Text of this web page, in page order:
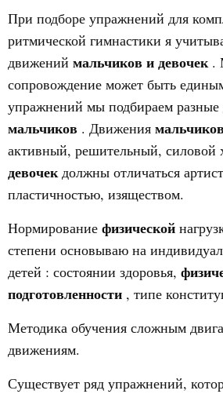
При подборе упражнений для
ритмической гимнастики я
движений мальчиков и девочек .
сопровождение может быть
упражнений мы подбираем разные
мальчиков . Движения
активный, решительный, силовой
девочекдолжны отличаться
пластичностью, изяществом.
Нормирование физической
степени основываю на
детей : состоянии здоровья,
подготовленности , типе
Методика обучения сложным
движениям.
Существует ряд упражнений,